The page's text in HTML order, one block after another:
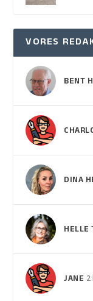
VORES
BENT
DINA
HELLE
JANE 2